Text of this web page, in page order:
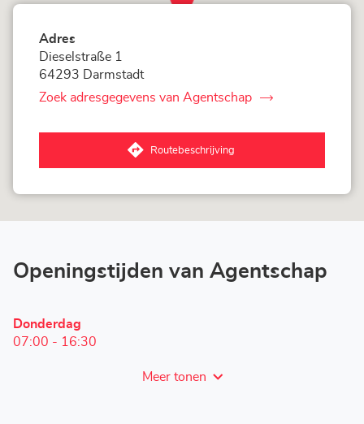
Adres
Dieselstraße 1
64293 Darmstadt
Zoek adresgegevens van Agentschap
van
Routebeschrijving
naar
Agentschap
Openingstijden van Agentschap
Openingstijden
vandaag
Donderdag
07:00 - 16:30
Meer tonen
en